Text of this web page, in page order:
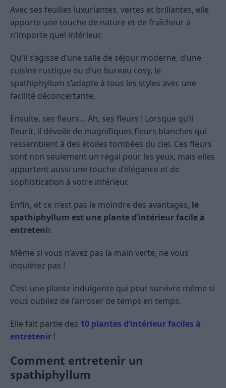
Avec ses feuilles luxuriantes, vertes et brillantes, elle
apporte une touche de nature et de fraîcheur à
n’importe quel intérieur.
Qu’il s’agisse d’une salle de séjour moderne, d’une
cuisine rustique ou d’un bureau cosy, le
spathiphyllum s’adapte à tous les styles avec une
facilité déconcertante.
Ensuite, ses fleurs… Ah, ses fleurs ! Lorsque qu’il
fleurit, il dévoile de magnifiques fleurs blanches qui
ressemblent à des étoiles tombées du ciel. Ces fleurs
sont non seulement un régal pour les yeux, mais elles
apportent aussi une touche d’élégance et de
sophistication à votre intérieur.
Enfin, et ce n’est pas le moindre des avantages, le
spathiphyllum est une plante d’intérieur facile à
entretenir.
Même si vous n’avez pas la main verte, ne vous
inquiétez pas !
C’est une plante indulgente qui peut survivre même si
vous oubliez de l’arroser de temps en temps.
Elle fait partie des 10 plantes d’intérieur faciles à
entretenir !
Comment entretenir un
spathiphyllum